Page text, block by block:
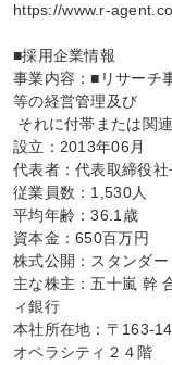
https://www.r-
■採用企業情報
事業内容：■リサーチ
等の経営管理及び
設立：2013年06月
代表者：代表取締役
従業員数：1,530人
平均年齢：36.1歳
資本金：650百万円
株式公開：スタンダー
主な株主：五十嵐 幹
ィ銀行
本社所在地：〒163-
オペラシティ２４階